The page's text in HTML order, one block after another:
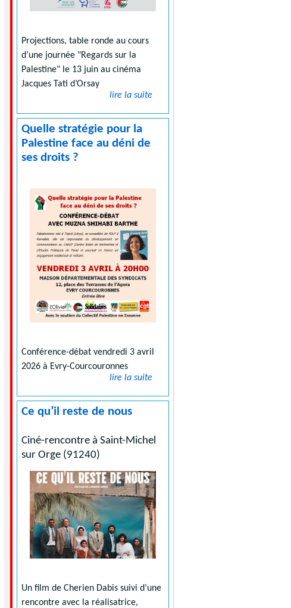
Projections, table ronde au cours
d’une journée "Regards sur la
Palestine" le 13 juin au cinéma
Jacques Tati d’Orsay
lire la suite
Quelle stratégie pour la
Palestine face au déni de
ses droits ?
Conférence-débat vendredi 3 avril
2026 à Evry-Courcouronnes
lire la suite
Ce qu’il reste de nous
Ciné-rencontre à Saint-Michel
sur Orge (91240)
Un film de Cherien Dabis suivi d’une
rencontre avec la réalisatrice,